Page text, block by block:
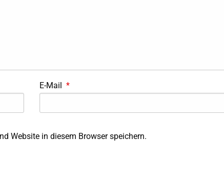
E-Mail *
Website in diesem Browser speichern.